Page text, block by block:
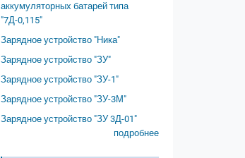
аккумуляторных батарей типа
"7Д-0,115"
Зарядное устройство "Ника"
Зарядное устройство "ЗУ"
Зарядное устройство "ЗУ-1"
Зарядное устройство "ЗУ-3М"
Зарядное устройство "ЗУ 3Д-01"
подробнее